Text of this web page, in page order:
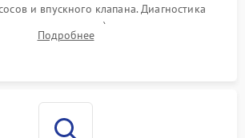
и впускного клапана. Диагностика
уровня воды), датчика мутности,
и электронного модуля управления.
Подробнее